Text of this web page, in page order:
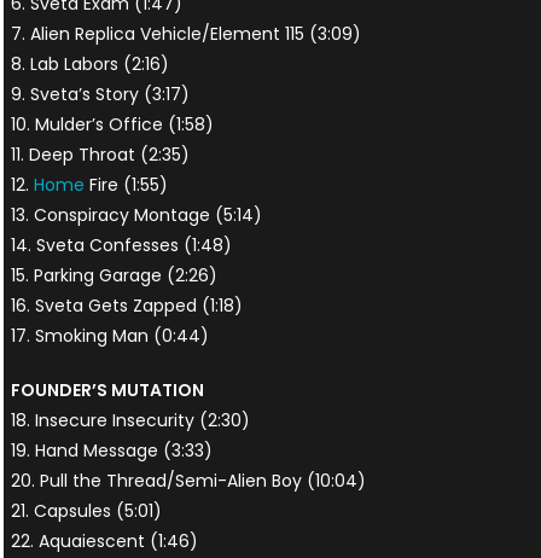
7. Alien Replica Vehicle/Element 115 (3:09)
8. Lab Labors (2:16)
9. Sveta’s Story (3:17)
10. Mulder’s Office (1:58)
11. Deep Throat (2:35)
12. Home Fire (1:55)
13. Conspiracy Montage (5:14)
14. Sveta Confesses (1:48)
15. Parking Garage (2:26)
16. Sveta Gets Zapped (1:18)
17. Smoking Man (0:44)
FOUNDER’S MUTATION
18. Insecure Insecurity (2:30)
19. Hand Message (3:33)
20. Pull the Thread/Semi-Alien Boy (10:04)
21. Capsules (5:01)
22. Aquaiescent (1:46)